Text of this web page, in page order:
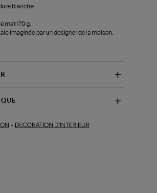
blanche.
mat 170 g.
imaginée par un designer de la maison.
- DECORATION D'INTERIEUR